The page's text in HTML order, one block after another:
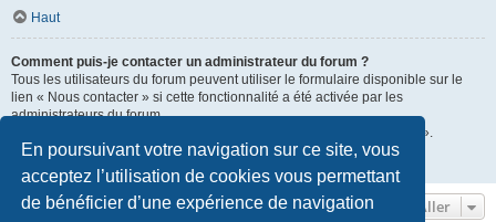
En poursuivant votre navigation sur ce site, vous
acceptez l’utilisation de cookies vous permettant
de bénéficier d’une expérience de navigation
Haut
Comment puis-je contacter un administrateur du forum ?
Tous les utilisateurs du forum peuvent utiliser le formulaire disponible sur le
lien « Nous contacter » si cette fonctionnalité a été activée par les
administrateurs du forum.
Les membres du forum peuvent également utiliser le lien « L’équipe ».
Aller